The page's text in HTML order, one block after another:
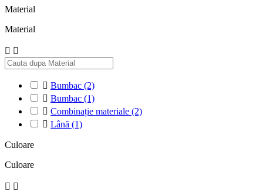
Material
Material
 
 Bumbac (2)
 Bumbac (1)
 Combinație materiale (2)
 Lână (1)
Culoare
Culoare
 